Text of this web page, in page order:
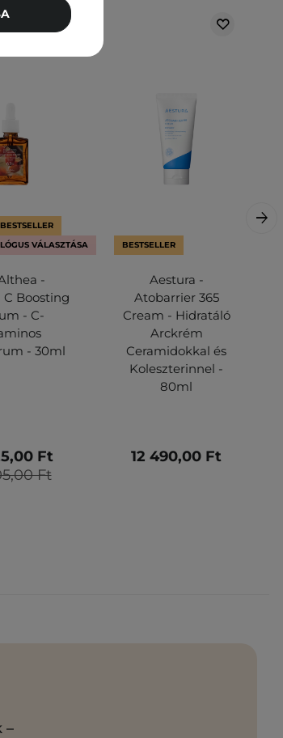
BESTSELLER
VÁLASZTÁSA
-
Boosting
- C-
- 30ml
Ft
Ft
BESTSELLER
Aestura -
Atobarrier 365
Cream - Hidratáló
Arckrém
Ceramidokkal és
Koleszterinnel -
80ml
12 490,00 Ft
–